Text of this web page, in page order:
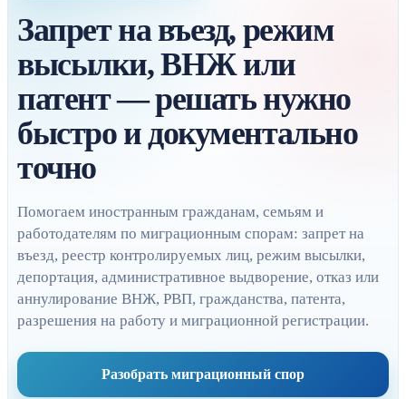
Запрет на въезд, режим
высылки, ВНЖ или
патент — решать нужно
быстро и документально
точно
Помогаем иностранным гражданам, семьям и
работодателям по миграционным спорам: запрет на
въезд, реестр контролируемых лиц, режим высылки,
депортация, административное выдворение, отказ или
аннулирование ВНЖ, РВП, гражданства, патента,
разрешения на работу и миграционной регистрации.
Разобрать миграционный спор